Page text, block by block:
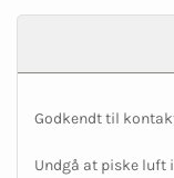
Godkendt til
Undgå at piske luft